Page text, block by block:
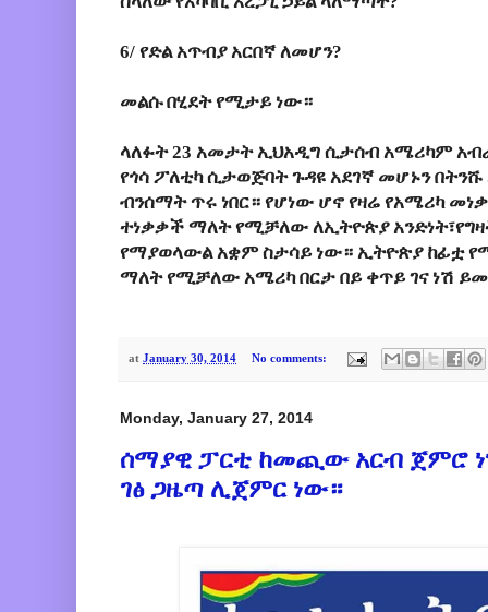
6/ የድል አጥብያ አርበኛ ለመሆን?
መልሱ በሂደት የሚታይ ነው።
ላለፉት 23 አመታት ኢህአዲግ ሲታሰብ አሜሪካም
የጎሳ ፖለቲካ ሲታወጅባት ጉዳዩ አደገኛ መሆኑን በትንሹ
ብንሰማት ጥሩ ነበር። የሆነው ሆኖ የዛሬ የአሜሪካ
ተነቃቃች ማለት የሚቻለው ለኢትዮጵያ አንድነት፣የግዛት
የማያወላውል አቋም ስታሳይ ነው። ኢትዮጵያ ከፊቷ
ማለት የሚቻለው አሜሪካ በርታ በይ ቀጥይ ገና ነሽ
at January 30, 2014 No comments:
Monday, January 27, 2014
ሰማያዊ ፓርቲ ከመጪው አርብ ጀምሮ
ገፅ ጋዜጣ ሊጀምር ነው።